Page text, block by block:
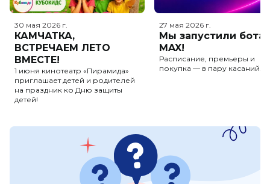
30 мая 2026 г.
КАМЧАТКА,
ВСТРЕЧАЕМ ЛЕТО
ВМЕСТЕ!
1 июня кинотеатр «Пирамида»
приглашает детей и родителей
на праздник ко Дню защиты
детей!
27 мая 2026 г.
Мы запустили бота
MAX!
Расписание, премьеры и
покупка — в пару касаний.